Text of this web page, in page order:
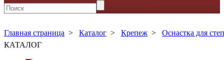
Главная страница > Каталог > Крепеж > Оснастка для
КАТАЛОГ